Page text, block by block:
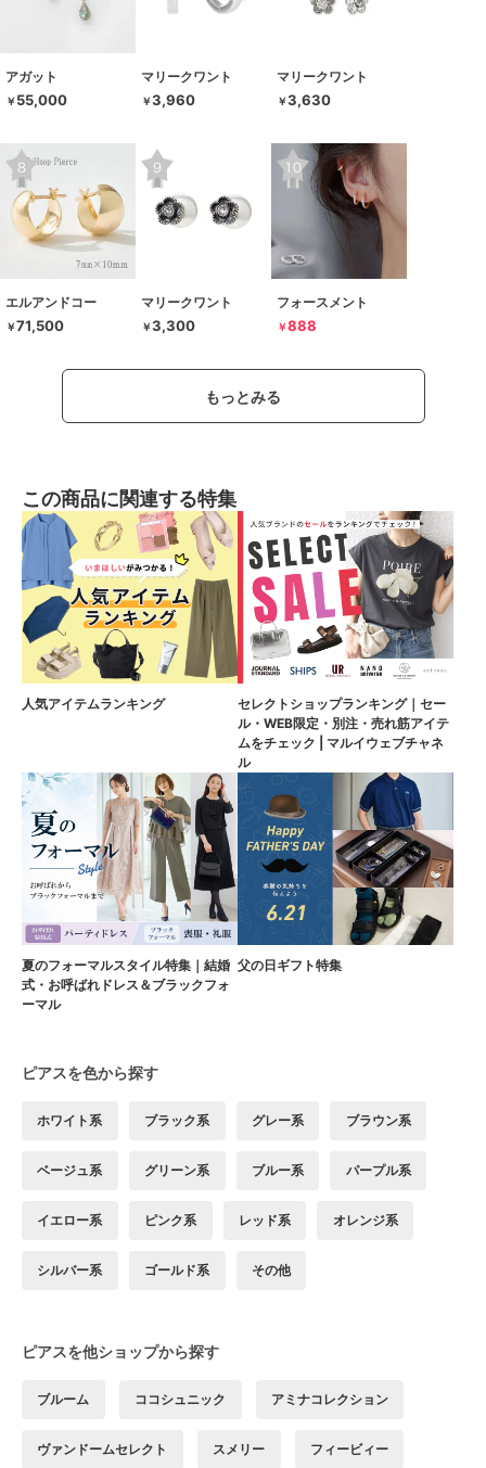
アガット
￥ 55,000
マリークワント
￥3,960
マリークワント
￥3,630
エルアンドコー
￥71,500
マリークワント
￥3,300
フォースメント
￥888
もっとみる
この商品に関連する特集
人気アイテムランキング
セレクトショップランキング｜セー
ル・WEB限定・別注・売れ筋アイテ
ムをチェック | マルイウェブチャネ
ル
夏のフォーマルスタイル特集｜結婚
式・お呼ばれドレス＆ブラックフォ
ーマル
父の日ギフト特集
ピアスを色から探す
ホワイト系 ブラック系 グレー系 ブラウン系
ベージュ系 グリーン系 ブルー系 パープル系
イエロー系 ピンク系 レッド系 オレンジ系
シルバー系 ゴールド系 その他
ピアスを他ショップから探す
ブルーム ココシュニック アミナコレクション
ヴァンドームセレクト スメリー フィービィー